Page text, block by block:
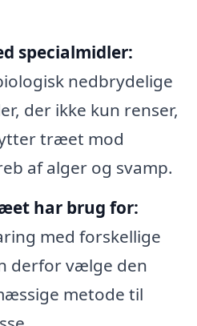
specialmidler:
nedbrydelige
der ikke kun renser,
træet mod
af alger og svamp.
har brug for:
med forskellige
derfor vælge den
metode til